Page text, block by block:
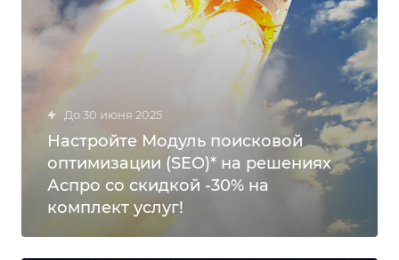
до 30 июня 2025
Настройте Модуль поисковой
оптимизации (SEO)* на решениях
Аспро со скидкой -30% на
комплект услуг!